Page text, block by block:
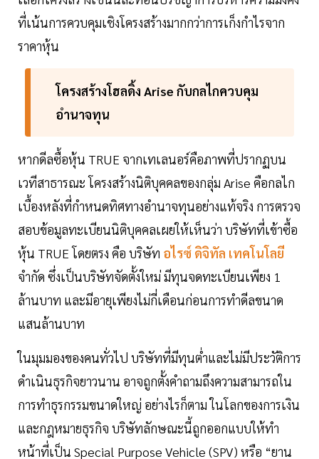
ที่เน้นการควบคุมเชิงโครงสร้างมากกว่าการเก็งกำไรจาก
ราคาหุ้น
โครงสร้างโฮลดิ้ง Arise กับกลไกควบคุม
อำนาจทุน
หากดีลซื้อหุ้น TRUE จากเทเลนอร์คือภาพที่ปรากฏบน
เวทีสาธารณะ โครงสร้างนิติบุคคลของกลุ่ม Arise คือกลไก
เบื้องหลังที่กำหนดทิศทางอำนาจทุนอย่างแท้จริง การตรวจ
สอบข้อมูลทะเบียนนิติบุคคลเผยให้เห็นว่า บริษัทที่เข้าซื้อ
หุ้น TRUE โดยตรง คือ บริษัท อไรซ์ ดิจิทัล เทคโนโลยี
จำกัด ซึ่งเป็นบริษัทจัดตั้งใหม่ มีทุนจดทะเบียนเพียง 1
ล้านบาท และมีอายุเพียงไม่กี่เดือนก่อนการทำดีลขนาด
แสนล้านบาท
ในมุมมองของคนทั่วไป บริษัทที่มีทุนต่ำและไม่มีประวัติการ
ดำเนินธุรกิจยาวนาน อาจถูกตั้งคำถามถึงความสามารถใน
การทำธุรกรรมขนาดใหญ่ อย่างไรก็ตาม ในโลกของการเงิน
และกฎหมายธุรกิจ บริษัทลักษณะนี้ถูกออกแบบให้ทำ
หน้าที่เป็น Special Purpose Vehicle (SPV) หรือ “ยาน